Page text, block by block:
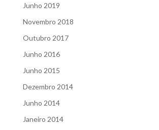
Junho 2019
Novembro 2018
Outubro 2017
Junho 2016
Junho 2015
Dezembro 2014
Junho 2014
Janeiro 2014